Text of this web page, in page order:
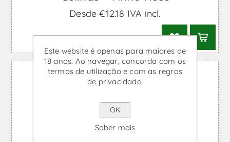
Desde €12,18 IVA incl.
Este website é apenas para maiores de
18 anos. Ao navegar, concorda com os
termos de utilização e com as regras
de privacidade.
OK
Saber mais